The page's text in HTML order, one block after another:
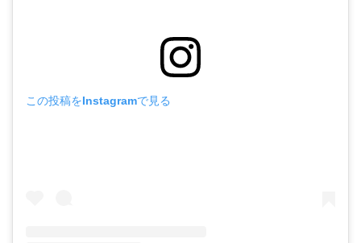
この投稿をInstagramで見る